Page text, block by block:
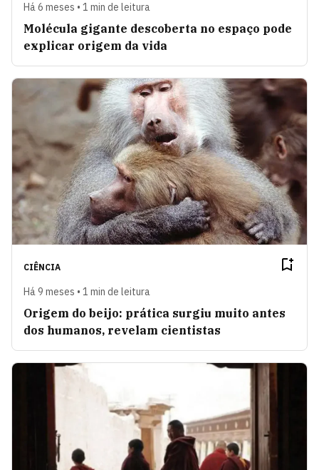
Há 6 meses • 1 min de leitura
Molécula gigante descoberta no espaço pode
explicar origem da vida
CIÊNCIA
Há 9 meses • 1 min de leitura
Origem do beijo: prática surgiu muito antes
dos humanos, revelam cientistas